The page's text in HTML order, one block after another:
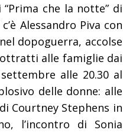
che la notte” di
Alessandro Piva con
dopoguerra, accolse
alle famiglie dai
alle 20.30 al
delle donne: alle
Courtney Stephens in
l’incontro di Sonia